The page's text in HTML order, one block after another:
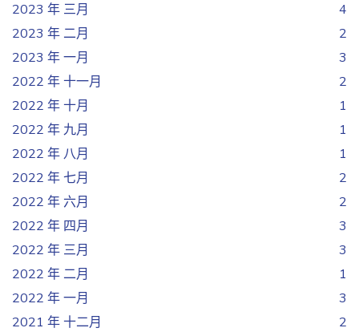
2023 年 三月
4
2023 年 二月
2
2023 年 一月
3
2022 年 十一月
2
2022 年 十月
1
2022 年 九月
1
2022 年 八月
1
2022 年 七月
2
2022 年 六月
2
2022 年 四月
3
2022 年 三月
3
2022 年 二月
1
2022 年 一月
3
2021 年 十二月
2